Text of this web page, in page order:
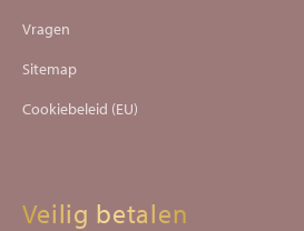
Vragen
Sitemap
Cookiebeleid (EU)
Veilig betalen